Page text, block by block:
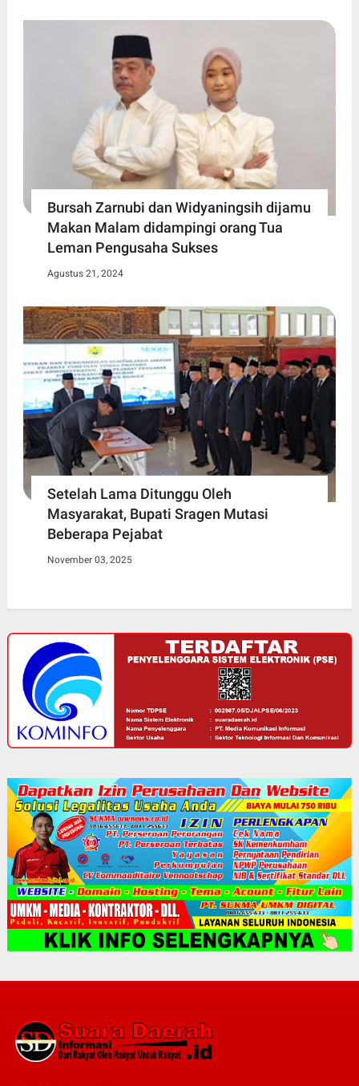
Bursah Zarnubi dan Widyaningsih dijamu
Makan Malam didampingi orang Tua
Leman Pengusaha Sukses
Agustus 21, 2024
Setelah Lama Ditunggu Oleh
Masyarakat, Bupati Sragen Mutasi
Beberapa Pejabat
November 03, 2025